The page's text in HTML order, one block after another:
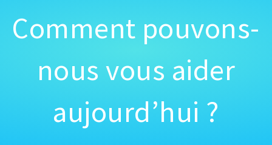
Comment pouvons-
nous vous aider
aujourd’hui ?